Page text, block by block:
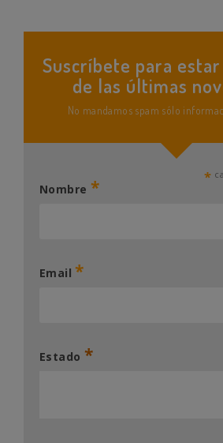
Suscríbete para
de las últimas
No mandamos spam sólo
*
Nombre *
Email*
Estado *